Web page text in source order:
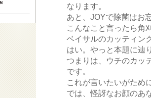
なります。
あと、JOYで除菌はお
こんなこと言ったら角
ベイサルのカッティン
はい。やっと本題に辿
つまりは、ウチのカッ
です。
これが言いたいがため
では、怪訝なお顔のあ